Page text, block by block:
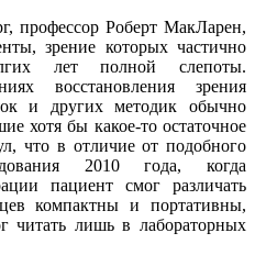
профессор Роберт МакЛарен,
зрение которых частично
лет полной слепоты.
восстановления зрения
и других методик обычно
хотя бы какое-то остаточное
что в отличие от подобного
2010 года, когда
пациент смог различать
компактны и портативны,
читать лишь в лабораторных